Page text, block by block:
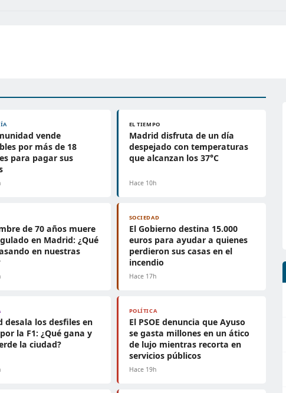
vende
por más de 18
para pagar sus
EL TIEMPO
Madrid disfruta de un día
despejado con temperaturas
que alcanzan los 37°C
Hace 10h
de 70 años muere
en Madrid: ¿Qué
en nuestras
SOCIEDAD
El Gobierno destina 15.000
euros para ayudar a quienes
perdieron sus casas en el
incendio
Hace 17h
desala los desfiles en
la F1: ¿Qué gana y
la ciudad?
POLÍTICA
El PSOE denuncia que Ayuso
se gasta millones en un ático
de lujo mientras recorta en
servicios públicos
Hace 19h